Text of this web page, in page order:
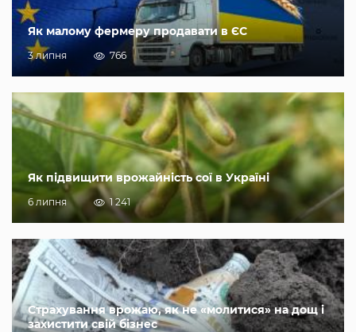
Як малому фермеру продавати в ЄС
3 липня 766
Як підвищити врожайність сої в Україні
6 липня 1 241
Страхування врожаю, як не «молитися» на дощ і
захистити свій бізнес